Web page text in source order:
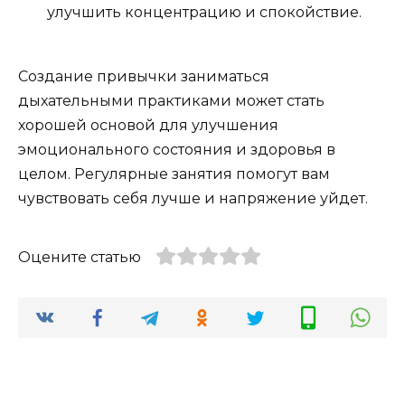
улучшить концентрацию и спокойствие.
Создание привычки заниматься
дыхательными практиками может стать
хорошей основой для улучшения
эмоционального состояния и здоровья в
целом. Регулярные занятия помогут вам
чувствовать себя лучше и напряжение уйдет.
Оцените статью